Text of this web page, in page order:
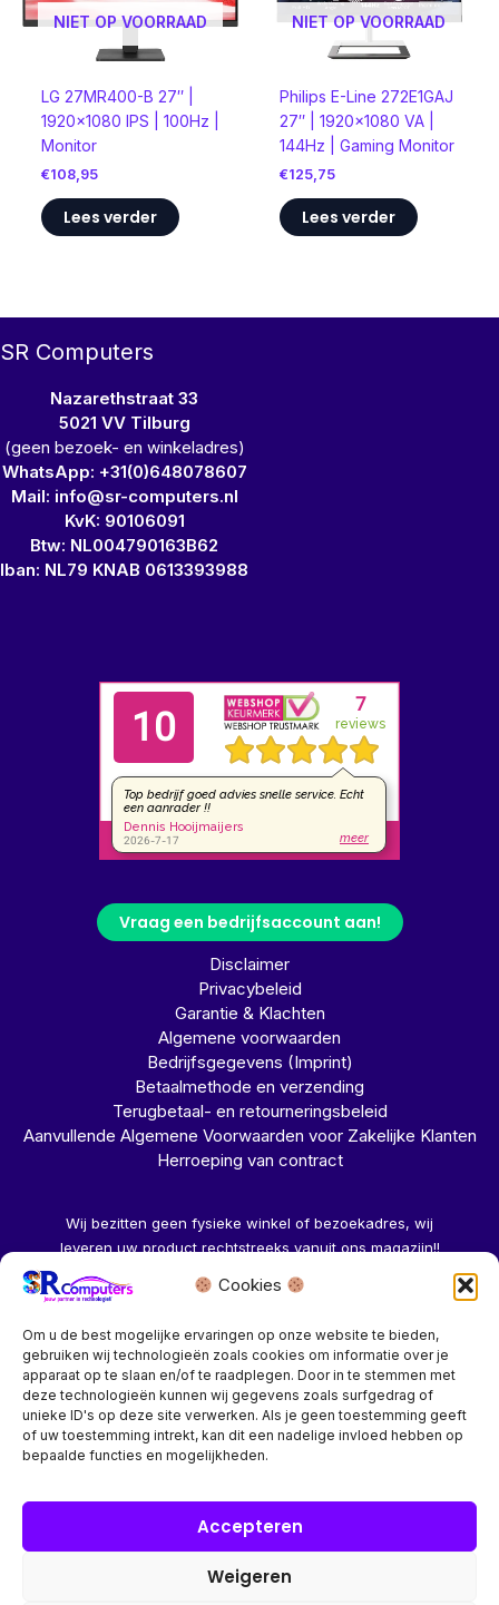
Cookies
Om u de best mogelijke ervaringen op onze website te bieden,
gebruiken wij technologieën zoals cookies om informatie over je
apparaat op te slaan en/of te raadplegen. Door in te stemmen met
deze technologieën kunnen wij gegevens zoals surfgedrag of
unieke ID's op deze site verwerken. Als je geen toestemming geeft
of uw toestemming intrekt, kan dit een nadelige invloed hebben op
bepaalde functies en mogelijkheden.
Accepteren
Weigeren
NIET OP VOORRAAD
LG 27MR400-B 27″ |
1920×1080 IPS | 100Hz |
Monitor
€108,95
Lees verder
NIET OP VOORRAAD
Philips E-Line 272E1GAJ
27″ | 1920×1080 VA |
144Hz | Gaming Monitor
€125,75
Lees verder
SR Computers
Nazarethstraat 33
5021 VV Tilburg
(geen bezoek- en winkeladres)
WhatsApp: +31(0)648078607
Mail: info@sr-computers.nl
KvK: 90106091
Btw: NL004790163B62
Iban: NL79 KNAB 0613393988
Vraag een bedrijfsaccount aan!
Disclaimer
Privacybeleid
Garantie & Klachten
Algemene voorwaarden
Bedrijfsgegevens (Imprint)
Betaalmethode en verzending
Terugbetaal- en retourneringsbeleid
Aanvullende Algemene Voorwaarden voor Zakelijke Klanten
Herroeping van contract
Wij bezitten geen fysieke winkel of bezoekadres, wij
leveren uw product rechtstreeks vanuit ons magazijn!!
Herroeping aanvragen →
Bedrijf? vraag een account aan voor speciale prijzen!